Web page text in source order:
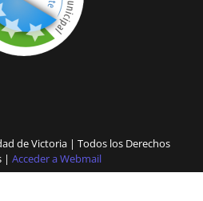
de Victoria | Todos los Derechos
| Acceder a Webmail